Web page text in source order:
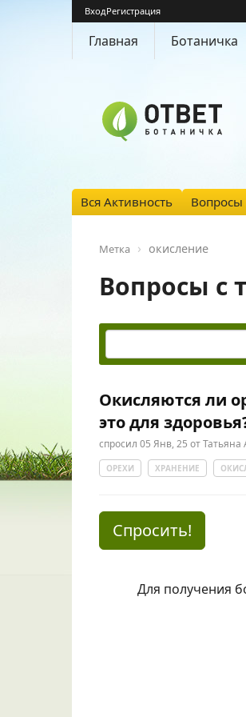
ВходРегистрация
Главная Ботаничка
Вся Активность Вопросы
Метка окисление
Вопросы с
Окисляются ли
это для
спросил 05 Янв, 25 отТатьяна
ОРЕХИ ХРАНЕНИЕ
Спросить!
Для получения